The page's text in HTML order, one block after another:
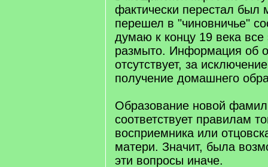
фактически перестал
перешел в "чиновничье"
думаю к концу 19 века все
размыто. Информация об
отсутствует, за
получение домашнего
Образование новой
соответствует правилам
восприемника или
матери. Значит, была
эти вопросы иначе.